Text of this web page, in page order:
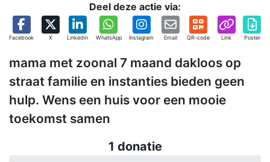
Deel deze actie via:
Facebook X Linkedin WhatsApp Instagram Email QR-code Link Poster
mama met zoonal 7 maand dakloos op
straat familie en instanties bieden geen
hulp. Wens een huis voor een mooie
toekomst samen
1 donatie